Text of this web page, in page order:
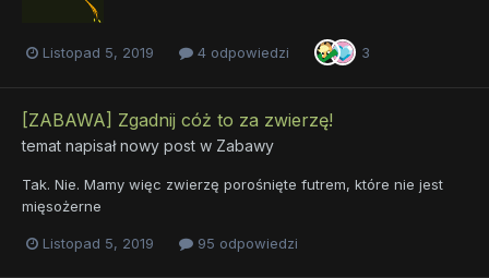
Listopad 5, 2019 4 odpowiedzi 3
[ZABAWA] Zgadnij cóż to za zwierzę!
temat napisał nowy post w Zabawy
Tak. Nie. Mamy więc zwierzę porośnięte futrem, które nie jest
mięsożerne
Listopad 5, 2019 95 odpowiedzi